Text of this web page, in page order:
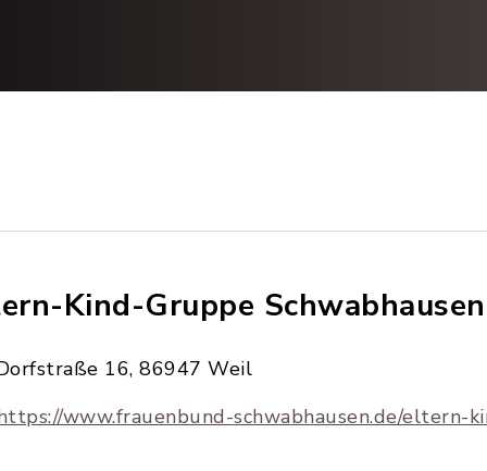
Kind-Gruppe Schwabhausen
16, 86947 Weil
www.frauenbund-schwabhausen.de/eltern-